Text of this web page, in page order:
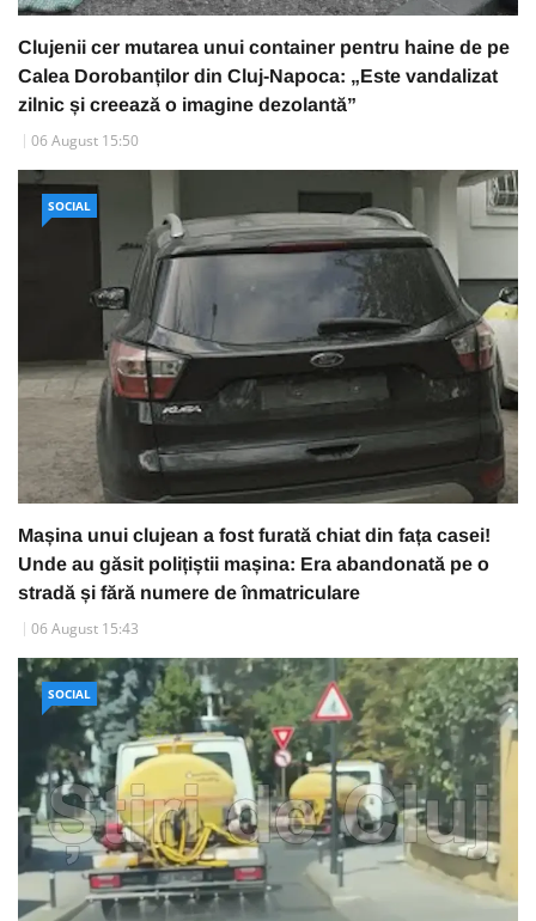
Clujenii cer mutarea unui container pentru haine de pe
Calea Dorobanților din Cluj-Napoca: „Este vandalizat
zilnic și creează o imagine dezolantă”
06 August 15:50
SOCIAL
Mașina unui clujean a fost furată chiat din fața casei!
Unde au găsit polițiștii mașina: Era abandonată pe o
stradă și fără numere de înmatriculare
06 August 15:43
SOCIAL